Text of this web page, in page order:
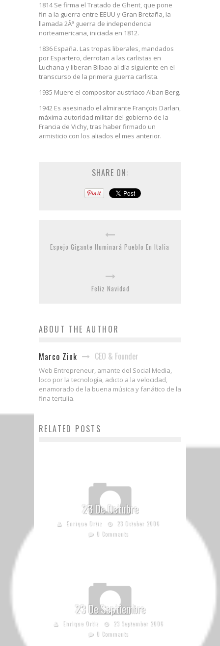
1814 Se firma el Tratado de Ghent, que pone
fin a la guerra entre EEUU y Gran Bretaña, la
llamada 2Âª guerra de independencia
norteamericana, iniciada en 1812.
1836 España. Las tropas liberales, mandados
por Espartero, derrotan a las carlistas en
Luchana y liberan Bilbao al día siguiente en el
transcurso de la primera guerra carlista.
1935 Muere el compositor austriaco Alban Berg.
1942 Es asesinado el almirante François Darlan,
máxima autoridad militar del gobierno de la
Francia de Vichy, tras haber firmado un
armisticio con los aliados el mes anterior.
SHARE ON:
Espejo Gigante Iluminará Pueblo En Italia
Feliz Navidad
ABOUT THE AUTHOR
Marco Zink CEO & Founder
Web Entrepreneur, amante del Social Media,
loco por la tecnología, adicto a la velocidad,
enamorado de la buena música y fanático de la
fina tertulia.
RELATED POSTS
23 De Octubre
Enrique Ortiz
23 October 2006
0 Comments
23 De Septiembre
Enrique Ortiz
23 September 2006
0 Comments